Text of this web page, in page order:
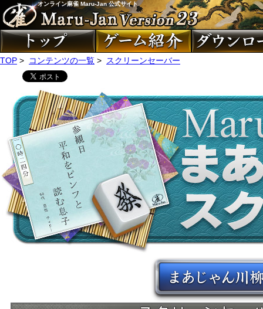
オンライン麻雀 Maru-Jan 公式サイト
TOP > コンテンツの一覧 > スクリーンセーバー